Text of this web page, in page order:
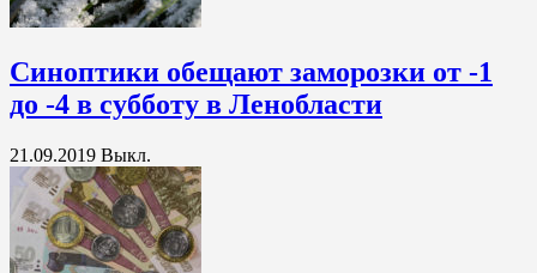
Синоптики обещают заморозки от -1
до -4 в субботу в Ленобласти
21.09.2019 Выкл.